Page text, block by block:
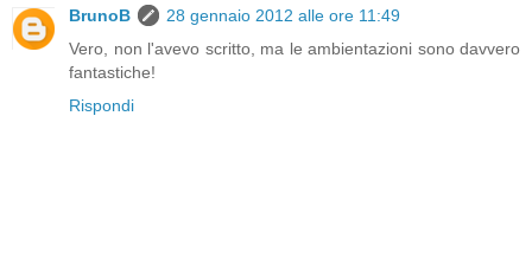
BrunoB
28 gennaio 2012 alle ore 11:49
Vero, non l'avevo scritto, ma le ambientazioni sono davvero
fantastiche!
Rispondi